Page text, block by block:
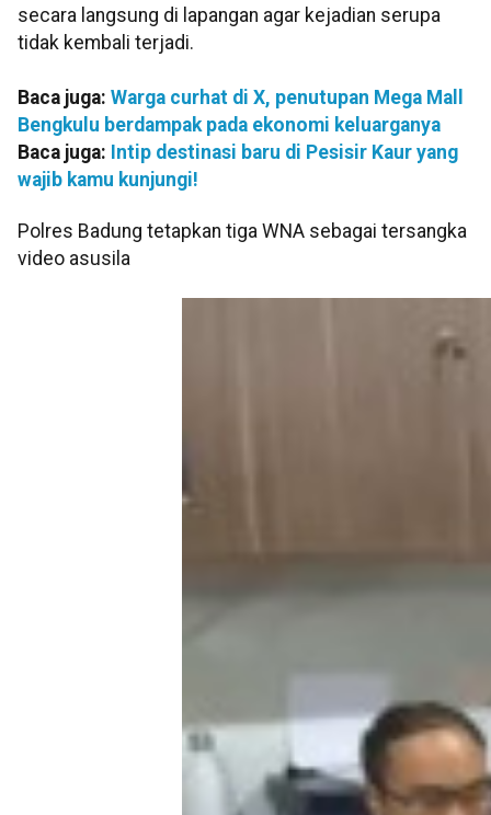
secara langsung di lapangan agar kejadian serupa
tidak kembali terjadi.
Baca juga: Warga curhat di X, penutupan Mega Mall
Bengkulu berdampak pada ekonomi keluarganya
Baca juga: Intip destinasi baru di Pesisir Kaur yang
wajib kamu kunjungi!
Polres Badung tetapkan tiga WNA sebagai tersangka
video asusila